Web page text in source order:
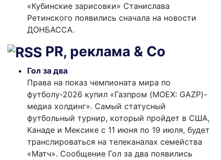
«Кубинские зарисовки» Станислава
Ретинского появились сначала на новости
ДОНБАССА.
PR, реклама & Co
Гол за два
Права на показ чемпионата мира по
футболу-2026 купил «Газпром (MOEX: GAZP)-
медиа холдинг». Самый статусный
футбольный турнир, который пройдет в США,
Канаде и Мексике с 11 июня по 19 июля, будет
транслироваться на телеканалах семейства
«Матч». Сообщение Гол за два появились